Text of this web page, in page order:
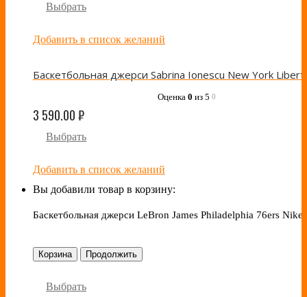
Выбрать
Добавить в список желаний
Оценка 0 из 5 0
3 590.00₽
Выбрать
Добавить в список желаний
Вы добавили товар в корзину:
Баскетбольная джерси LeBron James Philadelphia 76ers Nike
Корзина Продолжить
Выбрать